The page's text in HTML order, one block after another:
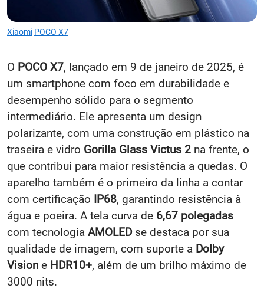
Xiaomi POCO X7
O POCO X7, lançado em 9 de janeiro de 2025, é
um smartphone com foco em durabilidade e
desempenho sólido para o segmento
intermediário. Ele apresenta um design
polarizante, com uma construção em plástico na
traseira e vidro Gorilla Glass Victus 2 na frente, o
que contribui para maior resistência a quedas. O
aparelho também é o primeiro da linha a contar
com certificação IP68, garantindo resistência à
água e poeira. A tela curva de 6,67 polegadas
com tecnologia AMOLED se destaca por sua
qualidade de imagem, com suporte a Dolby
Vision e HDR10+, além de um brilho máximo de
3000 nits.